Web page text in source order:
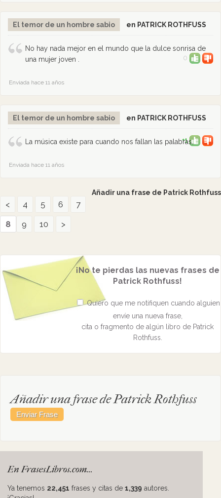
El temor de un hombre sabio en PATRICK ROTHFUSS
No hay nada mejor en el mundo que la dulce sonrisa de
una mujer joven .
0
Enviada hace 11 años
El temor de un hombre sabio en PATRICK ROTHFUSS
La música existe para cuando nos fallan las palabras.
+1
Enviada hace 11 años
Añadir una frase de Patrick Rothfuss
< 4 5 6
7
8
9 10 >
¡No te pierdas las nuevas frases de
Patrick Rothfuss!
Quiero que me notifiquen cuando alguien
envíe una nueva frase,
cita o fragmento de algún libro de Patrick
Rothfuss.
Añadir una frase de Patrick Rothfuss
En FrasesLibros.com...
Ya tenemos 22,451 frases y citas de 1,339 autores.